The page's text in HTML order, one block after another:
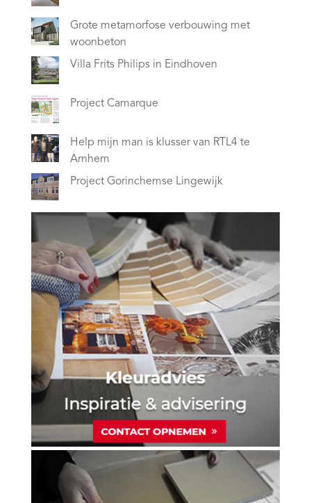
Grote metamorfose verbouwing met
woonbeton
Villa Frits Philips in Eindhoven
Project Camarque
Help mijn man is klusser van RTL4 te
Arnhem
Project Gorinchemse Lingewijk